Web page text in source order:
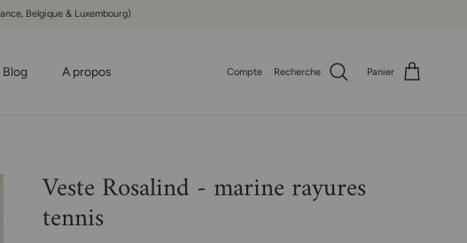
Belgique & Luxembourg)
Blog A propos Compte Recherche Panier
Veste Rosalind - marine rayures
tennis